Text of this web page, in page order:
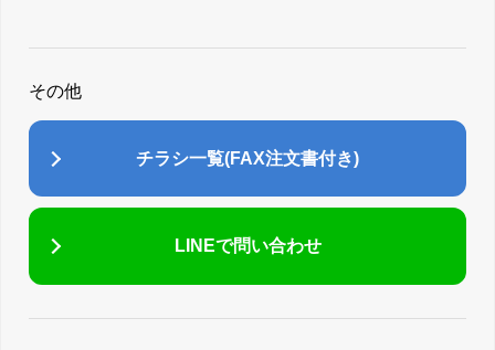
その他
チラシ一覧(FAX注文書付き)
LINEで問い合わせ